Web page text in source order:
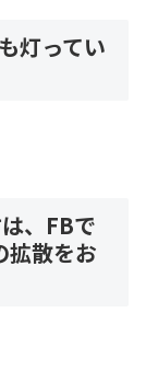
灯ってい
、FBで
散をお